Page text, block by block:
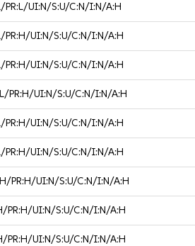
PR:L/UI:N/S:U/C:N/I:N/A:H
PR:H/UI:N/S:U/C:N/I:N/A:H
PR:H/UI:N/S:U/C:N/I:N/A:H
PR:H/UI:N/S:U/C:N/I:N/A:H
PR:H/UI:N/S:U/C:N/I:N/A:H
PR:H/UI:N/S:U/C:N/I:N/A:H
PR:H/UI:N/S:U/C:N/I:N/A:H
PR:H/UI:N/S:U/C:N/I:N/A:H
PR:H/UI:N/S:U/C:N/I:N/A:H